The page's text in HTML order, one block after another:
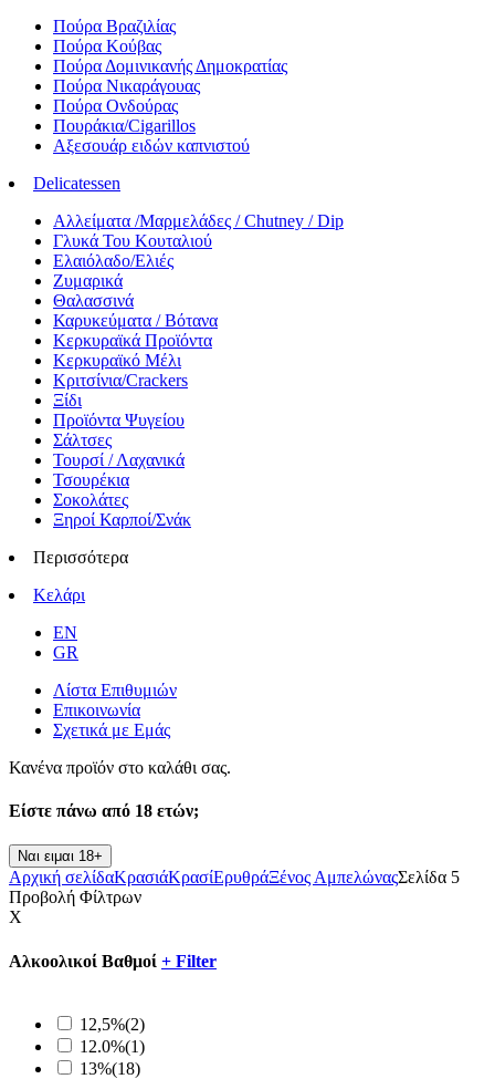
Πούρα Βραζιλίας
Πούρα Κούβας
Πούρα Δομινικανής Δημοκρατίας
Πούρα Νικαράγουας
Πούρα Ονδούρας
Πουράκια/Cigarillos
Αξεσουάρ ειδών καπνιστού
Delicatessen
Αλλείματα /Μαρμελάδες / Chutney / Dip
Γλυκά Του Κουταλιού
Ελαιόλαδο/Ελιές
Ζυμαρικά
Θαλασσινά
Καρυκεύματα / Βότανα
Κερκυραϊκά Προϊόντα
Κερκυραϊκό Μέλι
Κριτσίνια/Crackers
Ξίδι
Προϊόντα Ψυγείου
Σάλτσες
Τουρσί / Λαχανικά
Τσουρέκια
Σοκολάτες
Ξηροί Καρποί/Σνάκ
Περισσότερα
Κελάρι
EN
GR
Λίστα Επιθυμιών
Επικοινωνία
Σχετικά με Εμάς
Κανένα προϊόν στο καλάθι σας.
Είστε πάνω από 18 ετών;
Ναι ειμαι 18+
Αρχική σελίδαΚρασιάΚρασίΕρυθράΞένος ΑμπελώναςΣελίδα 5
Προβολή Φίλτρων
X
Αλκοολικοί Βαθμοί + Filter
12,5%(2)
12.0%(1)
13%(18)